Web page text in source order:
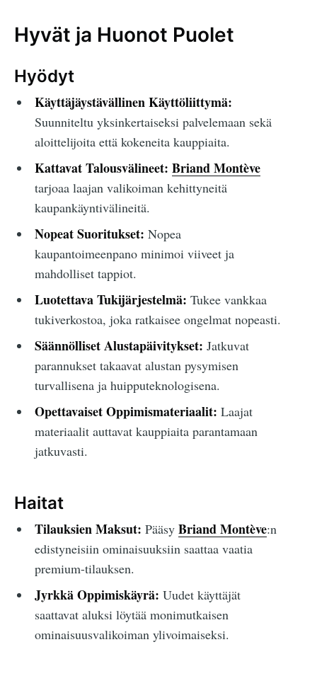
Hyvät ja Huonot Puolet
Hyödyt
Käyttäjäystävällinen Käyttöliittymä:
Suunniteltu yksinkertaiseksi palvelemaan sekä
aloittelijoita että kokeneita kauppiaita.
Kattavat Talousvälineet: Briand Montève
tarjoaa laajan valikoiman kehittyneitä
kaupankäyntivälineitä.
Nopeat Suoritukset: Nopea
kaupantoimeenpano minimoi viiveet ja
mahdolliset tappiot.
Luotettava Tukijärjestelmä: Tukee vankkaa
tukiverkostoa, joka ratkaisee ongelmat nopeasti.
Säännölliset Alustapäivitykset: Jatkuvat
parannukset takaavat alustan pysymisen
turvallisena ja huipputeknologisena.
Opettavaiset Oppimismateriaalit: Laajat
materiaalit auttavat kauppiaita parantamaan
jatkuvasti.
Haitat
Tilauksien Maksut: Pääsy Briand Montève:n
edistyneisiin ominaisuuksiin saattaa vaatia
premium-tilauksen.
Jyrkkä Oppimiskäyrä: Uudet käyttäjät
saattavat aluksi löytää monimutkaisen
ominaisuusvalikoiman ylivoimaiseksi.